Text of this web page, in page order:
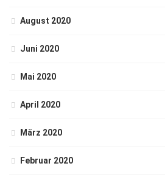
August 2020
Juni 2020
Mai 2020
April 2020
März 2020
Februar 2020